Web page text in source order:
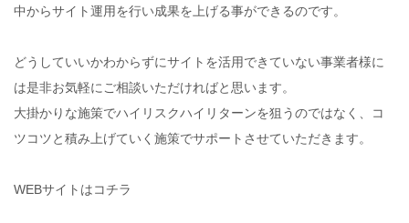
中からサイト運用を行い成果を上げる事ができるのです。
どうしていいかわからずにサイトを活用できていない事業者様に
は是非お気軽にご相談いただければと思います。
大掛かりな施策でハイリスクハイリターンを狙うのではなく、コ
ツコツと積み上げていく施策でサポートさせていただきます。
WEBサイトはコチラ